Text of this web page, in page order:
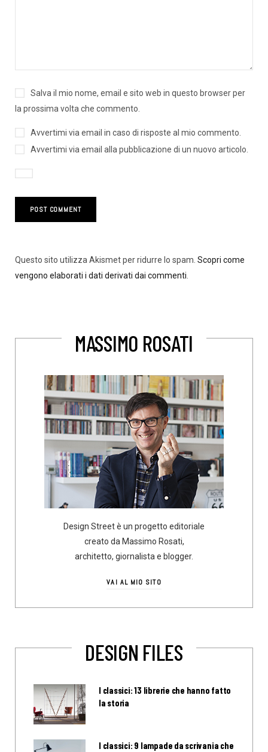
Salva il mio nome, email e sito web in questo browser per
la prossima volta che commento.
Avvertimi via email in caso di risposte al mio commento.
Avvertimi via email alla pubblicazione di un nuovo articolo.
Questo sito utilizza Akismet per ridurre lo spam. Scopri come
vengono elaborati i dati derivati dai commenti
MASSIMO ROSATI
Design Street è un progetto editoriale
creato da Massimo Rosati,
architetto, giornalista e blogger.
VAI AL MIO SITO
DESIGN FILES
I classici: 13 librerie che hanno fatto
la storia
I classici: 9 lampade da scrivania che